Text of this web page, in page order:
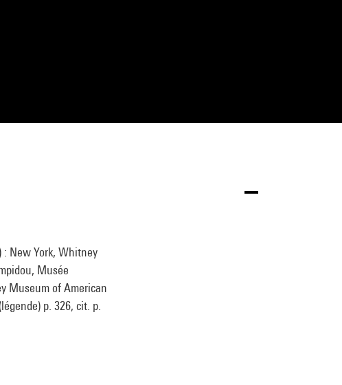
: New York, Whitney
Musée
Museum of American
p. 326, cit. p.